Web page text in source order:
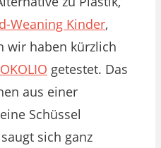
Weaning Kinder,
wir haben kürzlich
getestet. Das
aus einer
Schüssel
sich ganz